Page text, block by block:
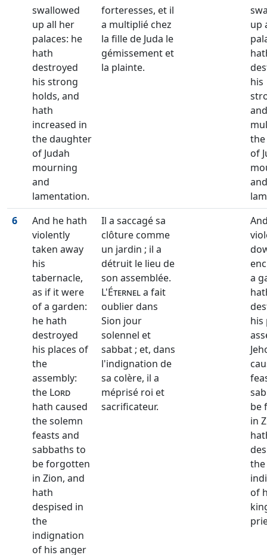
swallowed
up all her
palaces: he
hath
destroyed
his strong
holds, and
hath
increased in
the daughter
of Judah
mourning
and
lamentation.
forteresses, et il
a multiplié chez
la fille de Juda le
gémissement et
la plainte.
up
his
of
and
6
And he hath
violently
taken away
his
tabernacle,
as if it were
of a garden:
he hath
destroyed
his places of
the
assembly:
the Lord
hath caused
the solemn
feasts and
sabbaths to
be forgotten
in Zion, and
hath
despised in
the
indignation
of his anger
Il a saccagé sa
clôture comme
un jardin ; il a
détruit le lieu de
son assemblée.
L'Éternela fait
oublier dans
Sion jour
solennel et
sabbat ; et, dans
l'indignation de
sa colère, il a
méprisé roi et
sacrificateur.
a
his
be
in
the
of